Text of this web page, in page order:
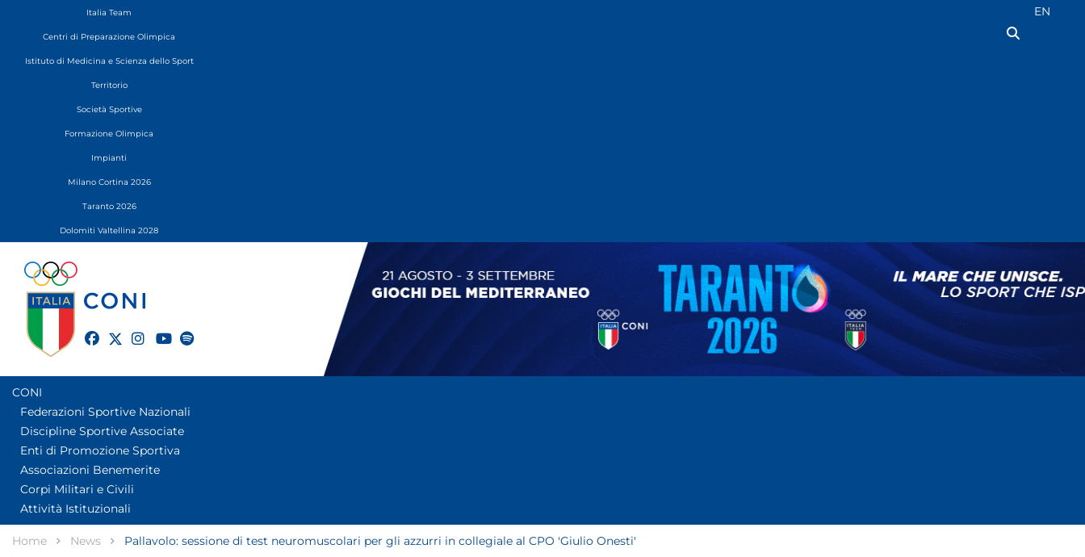
Italia Team
Centri di Preparazione Olimpica
Istituto di Medicina e Scienza dello Sport
Territorio
Società Sportive
Formazione Olimpica
Impianti
Milano Cortina 2026
Taranto 2026
Dolomiti Valtellina 2028
Seleziona
EN
twitter
CONI
Federazioni Sportive Nazionali
Discipline Sportive Associate
Enti di Promozione Sportiva
Associazioni Benemerite
Corpi Militari e Civili
Attività Istituzionali
Home News Pallavolo: sessione di test neuromuscolari per gli azzurri in collegiale al CPO 'Giulio Onesti'